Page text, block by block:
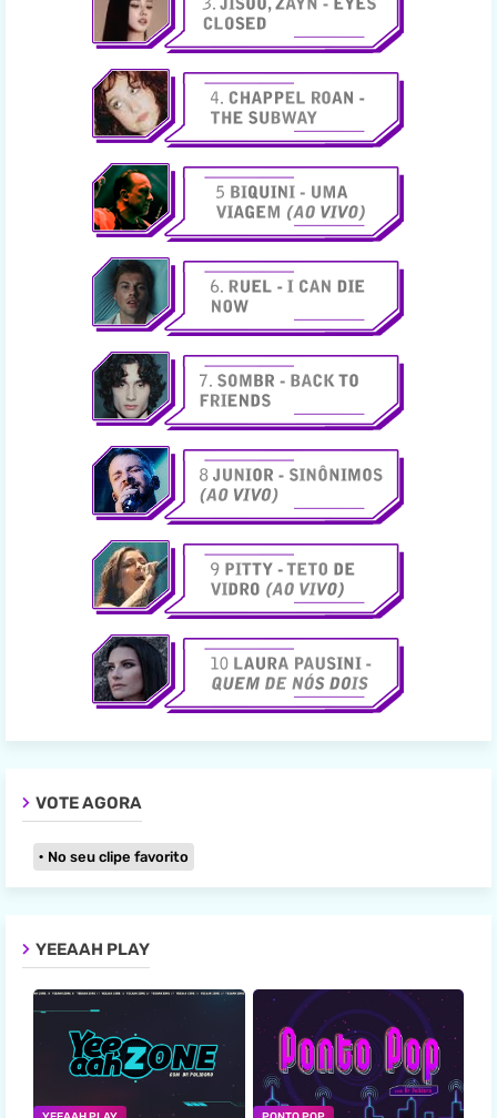
VOTE AGORA
No seu clipe favorito
YEEAAH PLAY